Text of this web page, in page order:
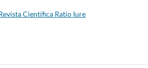
Científica Ratio Iure